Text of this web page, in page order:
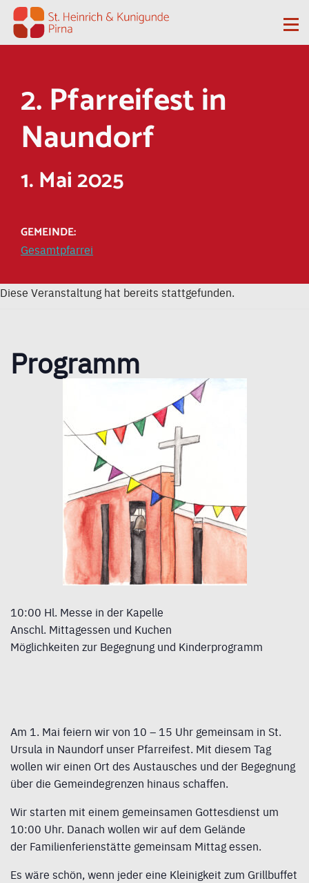
Zum Inhalt springen
2. Pfarreifest in
Naundorf
1. Mai 2025
GEMEINDE:
Gesamtpfarrei
Diese Veranstaltung hat bereits stattgefunden.
Programm
10:00 Hl. Messe in der Kapelle
Anschl. Mittagessen und Kuchen
Möglichkeiten zur Begegnung und Kinderprogramm
Am 1. Mai feiern wir von 10 – 15 Uhr gemeinsam in St.
Ursula in Naundorf unser Pfarreifest. Mit diesem Tag
wollen wir einen Ort des Austausches und der Begegnung
über die Gemeindegrenzen hinaus schaffen.
Wir starten mit einem gemeinsamen Gottesdienst um
10:00 Uhr. Danach wollen wir auf dem Gelände
der Familienferienstätte gemeinsam Mittag essen.
Es wäre schön, wenn jeder eine Kleinigkeit zum Grillbuffet